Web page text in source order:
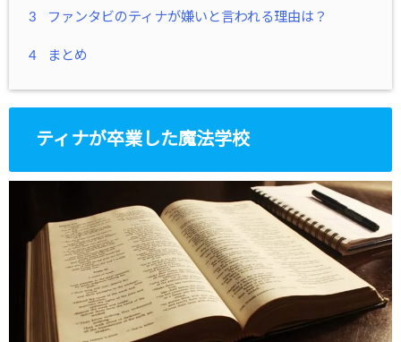
3 ファンタビのティナが嫌いと言われる理由は？
4 まとめ
ティナが卒業した魔法学校